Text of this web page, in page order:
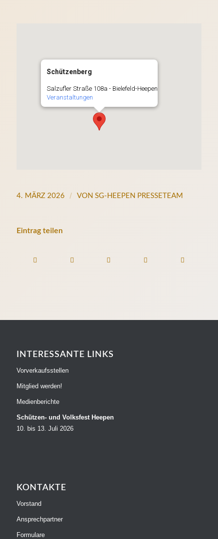
Schützenberg
Salzufler Straße 108a - Bielefeld-Heepen
Veranstaltungen
4. MÄRZ 2026 / VON SG-HEEPEN PRESSETEAM
Eintrag teilen
INTERESSANTE LINKS
Vorverkaufsstellen
Mitglied werden!
Medienberichte
Schützen- und Volksfest Heepen
10. bis 13. Juli 2026
KONTAKTE
Vorstand
Ansprechpartner
Formulare